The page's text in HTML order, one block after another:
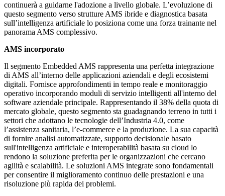
continuerà a guidarne l'adozione a livello globale. L’evoluzione di
questo segmento verso strutture AMS ibride e diagnostica basata
sull’intelligenza artificiale lo posiziona come una forza trainante nel
panorama AMS complessivo.
AMS incorporato
Il segmento Embedded AMS rappresenta una perfetta integrazione
di AMS all’interno delle applicazioni aziendali e degli ecosistemi
digitali. Fornisce approfondimenti in tempo reale e monitoraggio
operativo incorporando moduli di servizio intelligenti all'interno del
software aziendale principale. Rappresentando il 38% della quota di
mercato globale, questo segmento sta guadagnando terreno in tutti i
settori che adottano le tecnologie dell’Industria 4.0, come
l’assistenza sanitaria, l’e-commerce e la produzione. La sua capacità
di fornire analisi automatizzate, supporto decisionale basato
sull'intelligenza artificiale e interoperabilità basata su cloud lo
rendono la soluzione preferita per le organizzazioni che cercano
agilità e scalabilità. Le soluzioni AMS integrate sono fondamentali
per consentire il miglioramento continuo delle prestazioni e una
risoluzione più rapida dei problemi.